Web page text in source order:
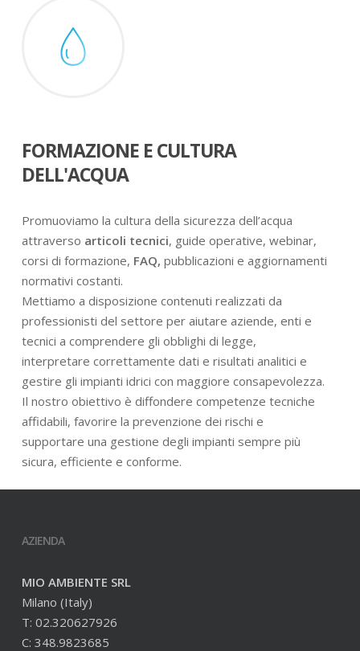
FORMAZIONE E CULTURA
DELL'ACQUA
Promuoviamo la cultura della sicurezza dell’acqua
attraverso articoli tecnici, guide operative, webinar,
corsi di formazione, FAQ, pubblicazioni e aggiornamenti
normativi costanti.
Mettiamo a disposizione contenuti realizzati da
professionisti del settore per aiutare aziende, enti e
tecnici a comprendere gli obblighi di legge,
interpretare correttamente dati e risultati analitici e
gestire gli impianti idrici con maggiore consapevolezza.
Il nostro obiettivo è diffondere competenze tecniche
affidabili, favorire la prevenzione dei rischi e
supportare una gestione degli impianti sempre più
sicura, efficiente e conforme.
AZIENDA
MIO AMBIENTE SRL
Milano (Italy)
T: 02.320627926
C: 348.9823685